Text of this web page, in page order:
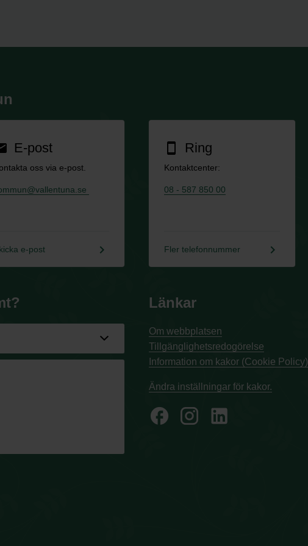
E-post
oss via e-post.
e-post keyboard_arrow_right
smartphone Ring
Kontaktcenter:
08 - 587 850 00
Fler telefonnummer keyboard_arrow_right
Länkar
Om webbplatsen
Tillgänglighetsredogörelse
Information om kakor (Cookie Policy)
Ändra inställningar för kakor.
facebook